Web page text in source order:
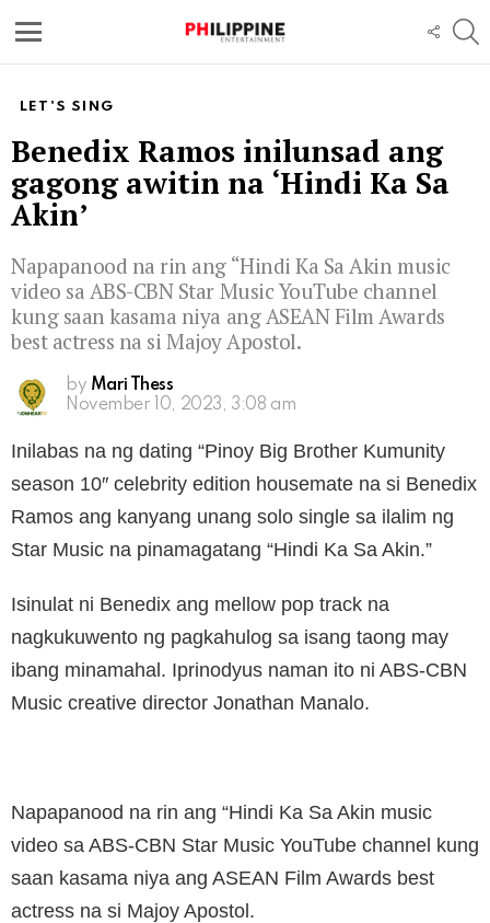
LET'S SING
Benedix Ramos inilunsad ang
gagong awitin na ‘Hindi Ka Sa
Akin’
Napapanood na rin ang “Hindi Ka Sa Akin music
video sa ABS-CBN Star Music YouTube channel
kung saan kasama niya ang ASEAN Film Awards
best actress na si Majoy Apostol.
by Mari Thess
November 10, 2023, 3:08 am
Inilabas na ng dating “Pinoy Big Brother Kumunity
season 10″ celebrity edition housemate na si Benedix
Ramos ang kanyang unang solo single sa ilalim ng
Star Music na pinamagatang “Hindi Ka Sa Akin.”
Isinulat ni Benedix ang mellow pop track na
nagkukuwento ng pagkahulog sa isang taong may
ibang minamahal. Iprinodyus naman ito ni ABS-CBN
Music creative director Jonathan Manalo.
Napapanood na rin ang “Hindi Ka Sa Akin music
video sa ABS-CBN Star Music YouTube channel kung
saan kasama niya ang ASEAN Film Awards best
actress na si Majoy Apostol.